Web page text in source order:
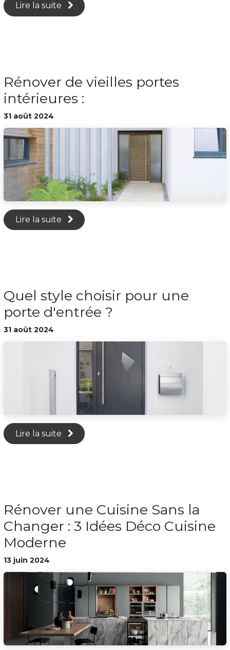
Lire la suite
Rénover de vieilles portes
intérieures :
31 août 2024
Lire la suite
Quel style choisir pour une
porte d'entrée ?
31 août 2024
Lire la suite
Rénover une Cuisine Sans la
Changer : 3 Idées Déco Cuisine
Moderne
13 juin 2024